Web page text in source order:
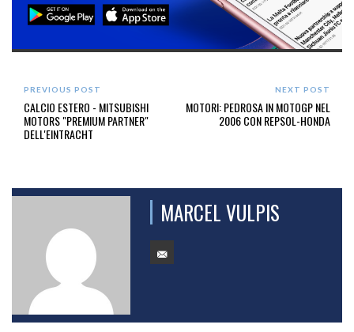
PREVIOUS POST
CALCIO ESTERO - MITSUBISHI
MOTORS "PREMIUM PARTNER"
DELL'EINTRACHT
NEXT POST
MOTORI: PEDROSA IN MOTOGP NEL
2006 CON REPSOL-HONDA
MARCEL VULPIS